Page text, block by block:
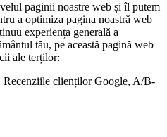
paginii noastre web și îl putem
a optimiza pagina noastră web
experiența generală a
tău, pe această pagină web
ale terților:
clienților Google, A/B-